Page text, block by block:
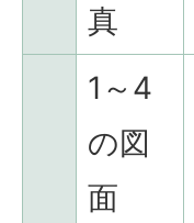
真
1～4
の図
面